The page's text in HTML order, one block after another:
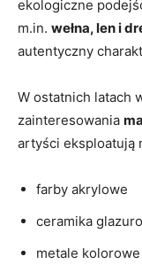
ekologiczne
m.in. wełna, len i
autentyczny
W ostatnich latach
zainteresowania
artyści eksploatują
farby akrylowe
ceramika
metale kolorowe